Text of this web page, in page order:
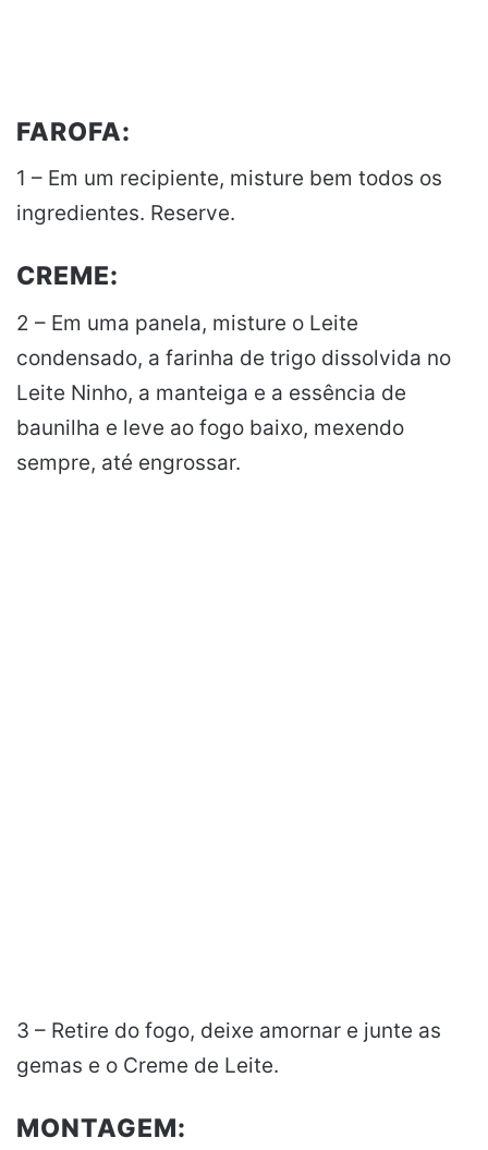
FAROFA:
1 – Em um recipiente, misture bem todos os
ingredientes. Reserve.
CREME:
2 – Em uma panela, misture o Leite
condensado, a farinha de trigo dissolvida no
Leite Ninho, a manteiga e a essência de
baunilha e leve ao fogo baixo, mexendo
sempre, até engrossar.
3 – Retire do fogo, deixe amornar e junte as
gemas e o Creme de Leite.
MONTAGEM: